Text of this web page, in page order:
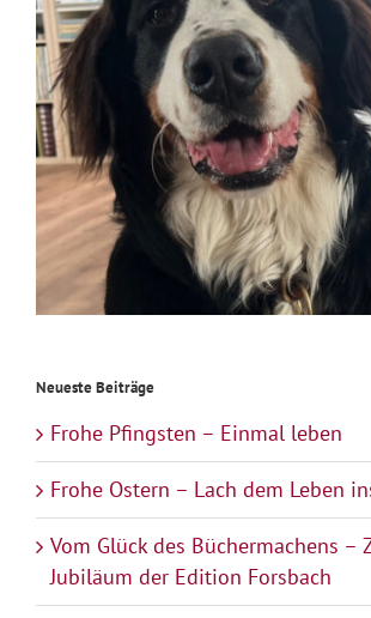
Neueste Beiträge
Frohe Pfingsten – Einmal leben
Frohe Ostern – Lach dem Leben
Vom Glück des Büchermachens –
Jubiläum der Edition Forsbach